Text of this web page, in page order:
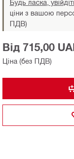
Будь ласка,
ціни з вашою
ПДВ)
Ціна (без ПДВ)
Від 715,00